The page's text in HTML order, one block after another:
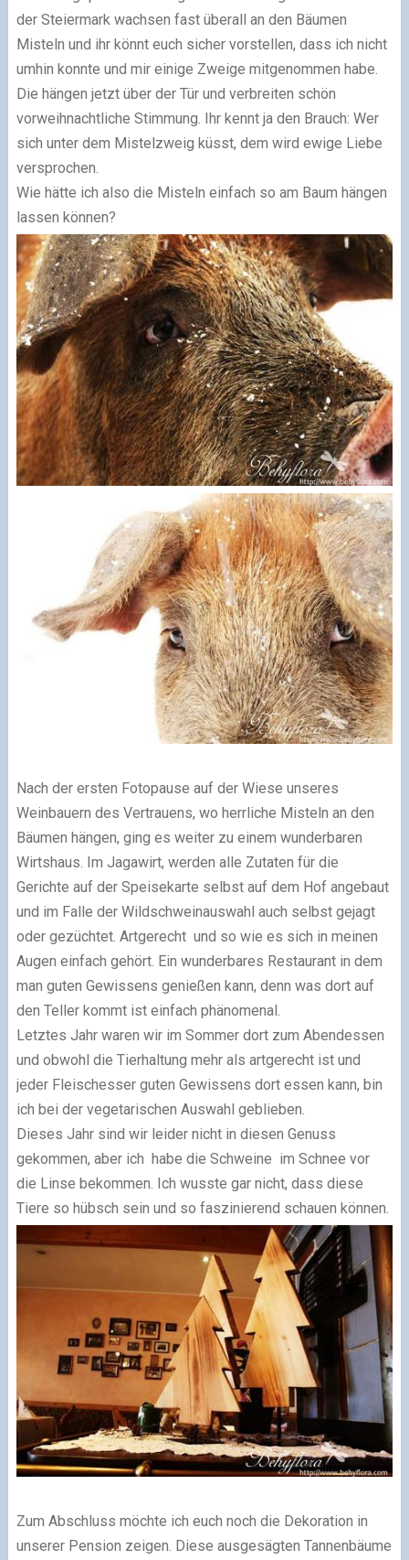
der Steiermark wachsen fast überall an den Bäumen
Misteln und ihr könnt euch sicher vorstellen, dass ich nicht
umhin konnte und mir einige Zweige mitgenommen habe.
Die hängen jetzt über der Tür und verbreiten schön
vorweihnachtliche Stimmung. Ihr kennt ja den Brauch: Wer
sich unter dem Mistelzweig küsst, dem wird ewige Liebe
versprochen.
Wie hätte ich also die Misteln einfach so am Baum hängen
lassen können?
Nach der ersten Fotopause auf der Wiese unseres
Weinbauern des Vertrauens, wo herrliche Misteln an den
Bäumen hängen, ging es weiter zu einem wunderbaren
Wirtshaus. Im Jagawirt, werden alle Zutaten für die
Gerichte auf der Speisekarte selbst auf dem Hof angebaut
und im Falle der Wildschweinauswahl auch selbst gejagt
oder gezüchtet. Artgerecht und so wie es sich in meinen
Augen einfach gehört. Ein wunderbares Restaurant in dem
man guten Gewissens genießen kann, denn was dort auf
den Teller kommt ist einfach phänomenal.
Letztes Jahr waren wir im Sommer dort zum Abendessen
und obwohl die Tierhaltung mehr als artgerecht ist und
jeder Fleischesser guten Gewissens dort essen kann, bin
ich bei der vegetarischen Auswahl geblieben.
Dieses Jahr sind wir leider nicht in diesen Genuss
gekommen, aber ich habe die Schweine im Schnee vor
die Linse bekommen. Ich wusste gar nicht, dass diese
Tiere so hübsch sein und so faszinierend schauen können.
Zum Abschluss möchte ich euch noch die Dekoration in
unserer Pension zeigen. Diese ausgesägten Tannenbäume